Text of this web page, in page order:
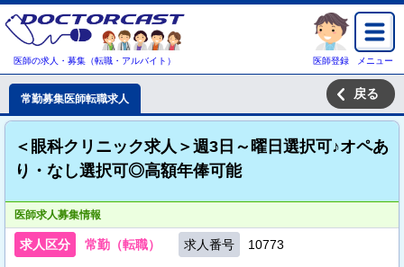
医師の求人・募集（転職・アルバイト） 医師登録 メニュー
常勤募集医師転職求人 戻る
＜眼科クリニック求人＞週3日～曜日選択可♪オペあ
り・なし選択可◎高額年俸可能
医師求人募集情報
求人区分 常勤（転職） 求人番号 10773